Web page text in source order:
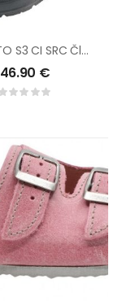
ORSETTO S3 CI SRC Členok
46.90 €